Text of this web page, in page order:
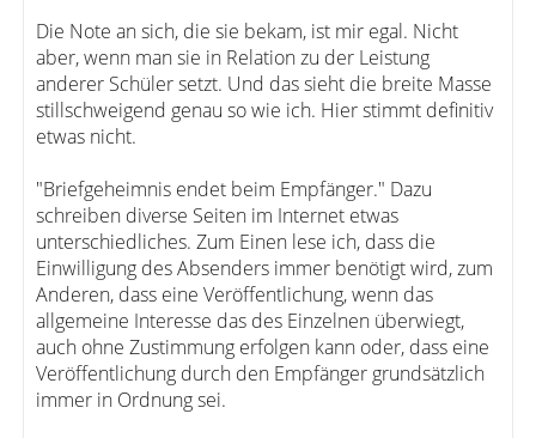
Die Note an sich, die sie bekam, ist mir egal. Nicht
aber, wenn man sie in Relation zu der Leistung
anderer Schüler setzt. Und das sieht die breite Masse
stillschweigend genau so wie ich. Hier stimmt definitiv
etwas nicht.
"Briefgeheimnis endet beim Empfänger." Dazu
schreiben diverse Seiten im Internet etwas
unterschiedliches. Zum Einen lese ich, dass die
Einwilligung des Absenders immer benötigt wird, zum
Anderen, dass eine Veröffentlichung, wenn das
allgemeine Interesse das des Einzelnen überwiegt,
auch ohne Zustimmung erfolgen kann oder, dass eine
Veröffentlichung durch den Empfänger grundsätzlich
immer in Ordnung sei.